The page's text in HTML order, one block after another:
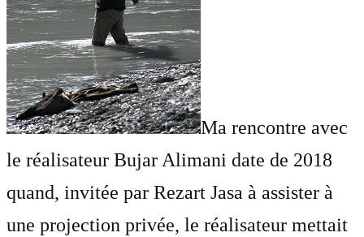
Ma rencontre avec
le réalisateur Bujar Alimani date de 2018
quand, invitée par Rezart Jasa à assister à
une projection privée, le réalisateur mettait